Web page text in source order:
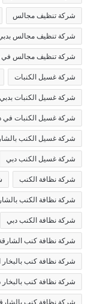
شركة تنظيف مجالس
شركة تنظيف مجالس
شركة تنظيف مجالس في
شركة غسيل الكنبات
شركة غسيل الكنبات بدبي
شركة غسيل الكنبات في
شركة غسيل الكنب
شركة غسيل الكنب دبي
شركة نظافة الكنب
شركة نظافة الكنب
شركة نظافة الكنب دبي
شركة نظافة كنب
شركة نظافة كنب بالبخار
شركة نظافة كنب بالبخار
شركة نظافة كنب